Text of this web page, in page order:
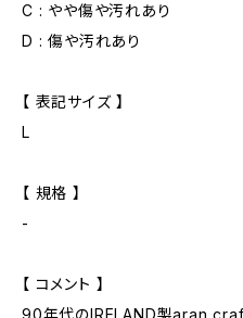
C : やや傷や汚れあり
D : 傷や汚れあり
【 表記サイズ 】
L
【 規格 】
-
【 コメント 】
90年代のIRELAND製aran